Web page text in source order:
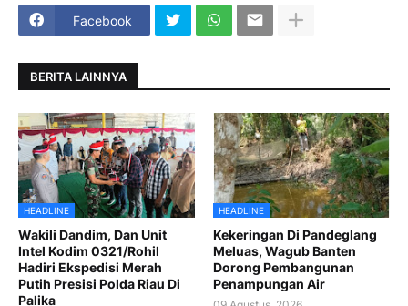
Facebook
BERITA LAINNYA
HEADLINE
Wakili Dandim, Dan Unit
Intel Kodim 0321/Rohil
Hadiri Ekspedisi Merah
Putih Presisi Polda Riau Di
Palika
HEADLINE
Kekeringan Di Pandeglang
Meluas, Wagub Banten
Dorong Pembangunan
Penampungan Air